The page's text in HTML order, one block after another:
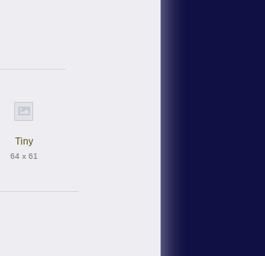
Tiny
64 x 61